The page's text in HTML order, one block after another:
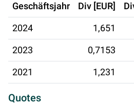
Geschäftsjahr
Div [EUR]
2024 1,651
2023 0,7153
2021 1,231
Quotes